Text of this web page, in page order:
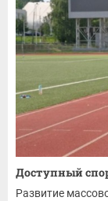
Доступный
Развитие